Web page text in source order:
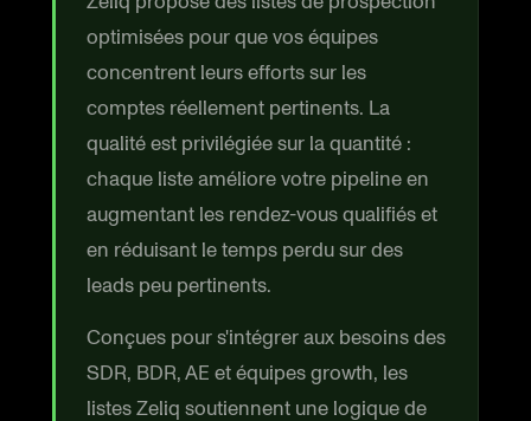
optimisées pour que vos équipes
concentrent leurs efforts sur les
comptes réellement pertinents. La
qualité est privilégiée sur la quantité :
chaque liste améliore votre pipeline en
augmentant les rendez-vous qualifiés et
en réduisant le temps perdu sur des
leads peu pertinents.
Conçues pour s'intégrer aux besoins des
SDR, BDR, AE et équipes growth, les
listes Zeliq soutiennent une logique de